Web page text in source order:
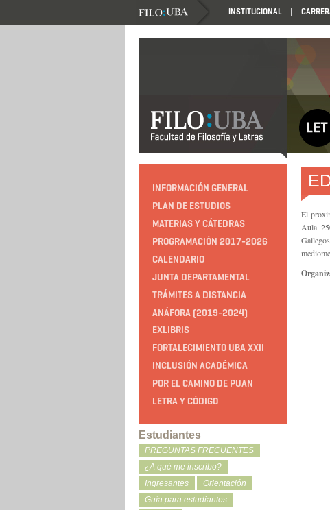
INSTITUCIONAL
INFORMACIÓN GENERAL
PLAN DE ESTUDIOS
MATERIAS Y CÁTEDRAS
PROGRAMACIÓN 2017-2026
CALENDARIO
JUNTA DEPARTAMENTAL
TRÁMITES A DISTANCIA
ANÁFORA (2019-2024)
EXLIBRIS
FORTALECIMIENTO UBA XXII
INCLUSIÓN ACADÉMICA
POR EL CAMINO DE PUAN
LETRA Y CÓDIGO
Estudiantes
PREGUNTAS FRECUENTES
¿A qué me inscribo?
Ingresantes
Orientación
Guía para estudiantes
El
Aula